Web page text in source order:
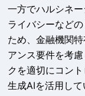
一方でハルシネ
ライバシーなど
ため、金融機関
アンス要件を考
クを適切にコン
生成AIを活用して